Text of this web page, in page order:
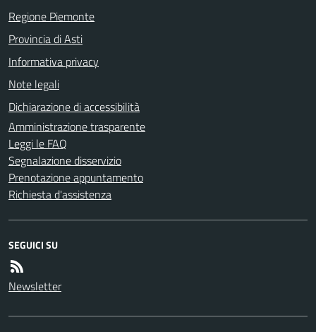
Regione Piemonte
Provincia di Asti
Informativa privacy
Note legali
Dichiarazione di accessibilità
Amministrazione trasparente
Leggi le FAQ
Segnalazione disservizio
Prenotazione appuntamento
Richiesta d'assistenza
SEGUICI SU
Newsletter